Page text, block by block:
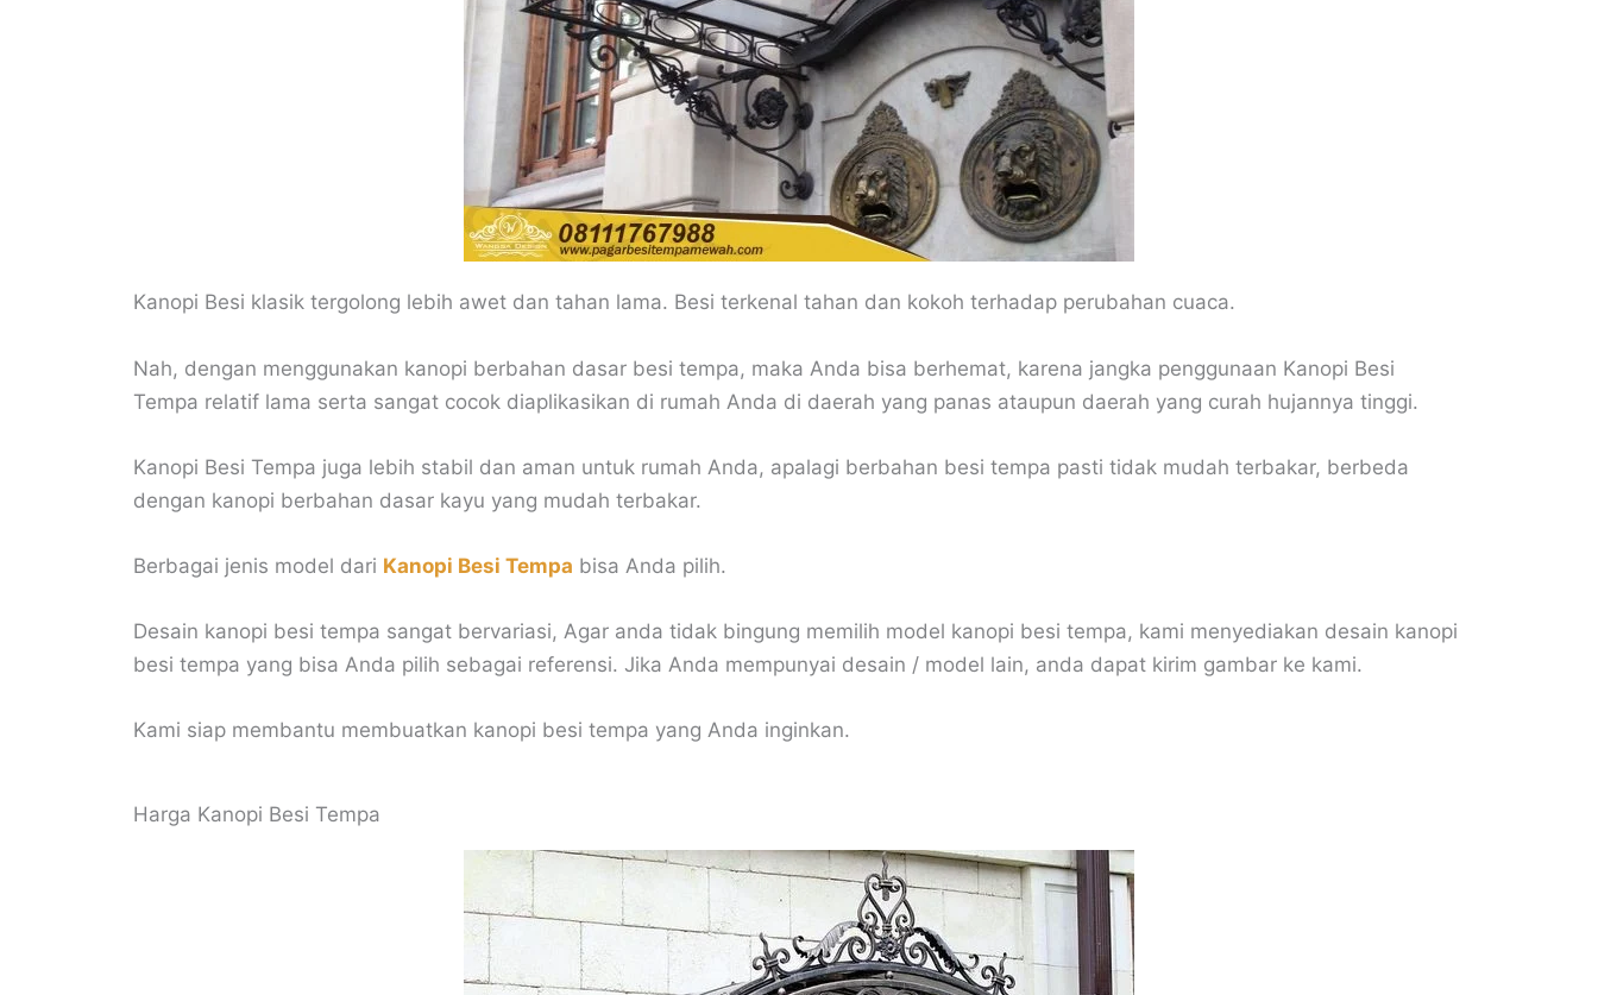
Kanopi Besi klasik tergolong lebih awet dan tahan lama. Besi terkenal tahan dan kokoh terhadap perubahan cuaca.
Nah, dengan menggunakan kanopi berbahan dasar besi tempa, maka Anda bisa berhemat, karena jangka penggunaan Kanopi Besi
Tempa relatif lama serta sangat cocok diaplikasikan di rumah Anda di daerah yang panas ataupun daerah yang curah hujannya tinggi.
Kanopi Besi Tempa juga lebih stabil dan aman untuk rumah Anda, apalagi berbahan besi tempa pasti tidak mudah terbakar, berbeda
dengan kanopi berbahan dasar kayu yang mudah terbakar.
Berbagai jenis model dari Kanopi Besi Tempa bisa Anda pilih.
Desain kanopi besi tempa sangat bervariasi, Agar anda tidak bingung memilih model kanopi besi tempa, kami menyediakan desain kanopi
besi tempa yang bisa Anda pilih sebagai referensi. Jika Anda mempunyai desain / model lain, anda dapat kirim gambar ke kami.
Kami siap membantu membuatkan kanopi besi tempa yang Anda inginkan.
Harga Kanopi Besi Tempa